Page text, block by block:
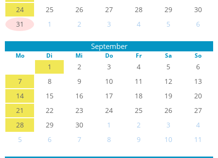
24
25 26 27 28 29
30
31
1 2 3 4 5 6
September
Mo Di Mi Do Fr Sa So
1 2 3 4 5
6
7
8 9 10 11 12
13
14
15 16 17 18 19
20
21
22 23 24 25 26
27
28
29 30 1 2 3
4
5
6 7 8 9 10 11